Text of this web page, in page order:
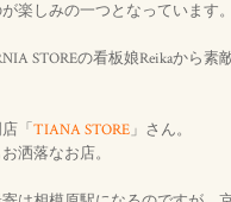
楽しみの一つとなっています。
STOREの看板娘Reikaから
「 TIANA STORE」さん。
洒落なお店。